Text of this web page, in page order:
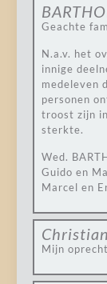
Geachte
N.a.v. het
innige
medeleven
personen
troost zijn
sterkte.
Wed.
Guido en
Marcel en
Mijn